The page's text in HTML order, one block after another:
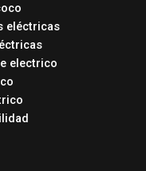
eléctricas
electrico